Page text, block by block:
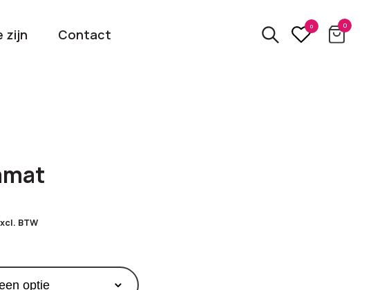
flessen
evenementen
tijdens elk evenement!
zijn Contact 0 0
BTW